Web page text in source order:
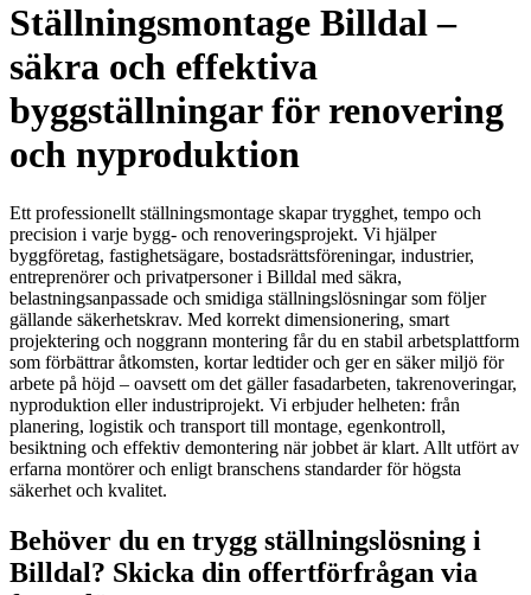
Ställningsmontage Billdal –
säkra och effektiva
byggställningar för renovering
och nyproduktion
Ett professionellt ställningsmontage skapar trygghet, tempo och
precision i varje bygg- och renoveringsprojekt. Vi hjälper
byggföretag, fastighetsägare, bostadsrättsföreningar, industrier,
entreprenörer och privatpersoner i Billdal med säkra,
belastningsanpassade och smidiga ställningslösningar som följer
gällande säkerhetskrav. Med korrekt dimensionering, smart
projektering och noggrann montering får du en stabil arbetsplattform
som förbättrar åtkomsten, kortar ledtider och ger en säker miljö för
arbete på höjd – oavsett om det gäller fasadarbeten, takrenoveringar,
nyproduktion eller industriprojekt. Vi erbjuder helheten: från
planering, logistik och transport till montage, egenkontroll,
besiktning och effektiv demontering när jobbet är klart. Allt utfört av
erfarna montörer och enligt branschens standarder för högsta
säkerhet och kvalitet.
Behöver du en trygg ställningslösning i
Billdal? Skicka din offertförfrågan via